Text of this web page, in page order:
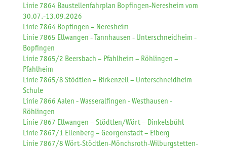
Linie 7864 Baustellenfahrplan Bopfingen-Neresheim vom
30.07.-13.09.2026
Linie 7864 Bopfingen – Neresheim
Linie 7865 Ellwangen - Tannhausen - Unterschneidheim -
Bopfingen
Linie 7865/2 Beersbach – Pfahlheim – Röhlingen –
Pfahlheim
Linie 7865/8 Stödtlen – Birkenzell – Unterschneidheim
Schule
Linie 7866 Aalen - Wasseralfingen - Westhausen -
Röhlingen
Linie 7867 Ellwangen – Stödtlen/Wört – Dinkelsbühl
Linie 7867/1 Ellenberg – Georgenstadt – Eiberg
Linie 7867/8 Wört-Stödtlen-Mönchsroth-Wilburgstetten-